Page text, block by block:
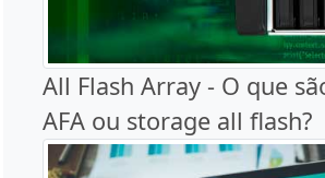
All Flash Array - O que
AFA ou storage all flash?